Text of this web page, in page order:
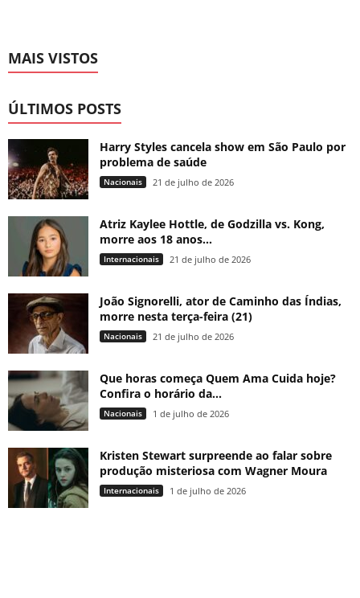
MAIS VISTOS
ÚLTIMOS POSTS
Harry Styles cancela show em São Paulo por
problema de saúde
Nacionais 21 de julho de 2026
Atriz Kaylee Hottle, de Godzilla vs. Kong,
morre aos 18 anos...
Internacionais 21 de julho de 2026
João Signorelli, ator de Caminho das Índias,
morre nesta terça-feira (21)
Nacionais 21 de julho de 2026
Que horas começa Quem Ama Cuida hoje?
Confira o horário da...
Nacionais 1 de julho de 2026
Kristen Stewart surpreende ao falar sobre
produção misteriosa com Wagner Moura
Internacionais 1 de julho de 2026